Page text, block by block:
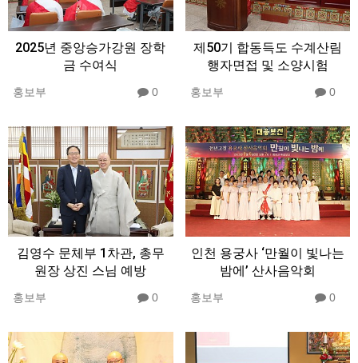
2025년 중앙승가강원 장학
금 수여식
홍보부 0
제50기 합동득도 수계산림
행자면접 및 소양시험
홍보부 0
김영수 문체부 1차관, 총무
원장 상진 스님 예방
홍보부 0
인천 용궁사 ‘만월이 빛나는
밤에’ 산사음악회
홍보부 0